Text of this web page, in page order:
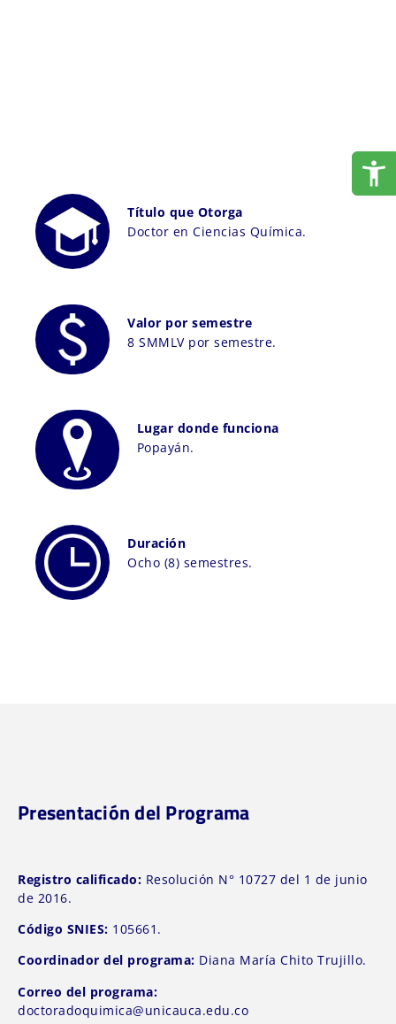
Título que Otorga
Doctor en Ciencias Química.
Valor por semestre
8 SMMLV por semestre.
Lugar donde funciona
Popayán.
Duración
Ocho (8) semestres.
Presentación del Programa
Registro calificado: Resolución N° 10727 del 1 de junio
de 2016.
Código SNIES: 105661.
Coordinador del programa: Diana María Chito Trujillo.
Correo del programa:
doctoradoquimica@unicauca.edu.co